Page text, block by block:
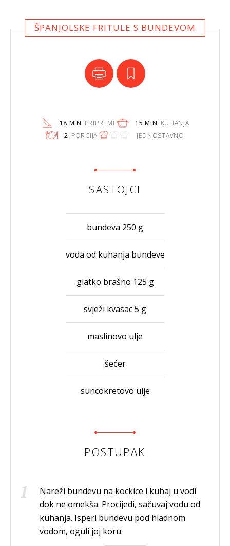
ŠPANJOLSKE FRITULE S BUNDEVOM
18 MIN PRIPREME 15 MIN KUHANJA
2 PORCIJA JEDNOSTAVNO
SASTOJCI
bundeva 250 g
voda od kuhanja bundeve
glatko brašno 125 g
svježi kvasac 5 g
maslinovo ulje
šećer
suncokretovo ulje
POSTUPAK
Nareži bundevu na kockice i kuhaj u vodi
dok ne omekša. Procijedi, sačuvaj vodu od
kuhanja. Isperi bundevu pod hladnom
vodom, oguli joj koru.